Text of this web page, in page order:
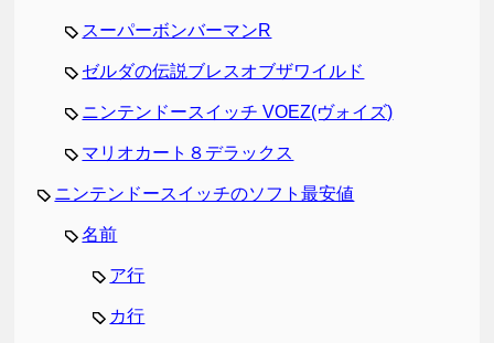
スーパーボンバーマンR
ゼルダの伝説ブレスオブザワイルド
ニンテンドースイッチ VOEZ(ヴォイズ)
マリオカート８デラックス
ニンテンドースイッチのソフト最安値
名前
ア行
カ行